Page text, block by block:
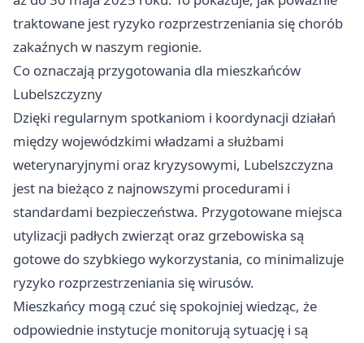
traktowane jest ryzyko rozprzestrzeniania się chorób
zakaźnych w naszym regionie.
Co oznaczają przygotowania dla mieszkańców
Lubelszczyzny
Dzięki regularnym spotkaniom i koordynacji działań
między wojewódzkimi władzami a służbami
weterynaryjnymi oraz kryzysowymi, Lubelszczyzna
jest na bieżąco z najnowszymi procedurami i
standardami bezpieczeństwa. Przygotowane miejsca
utylizacji padłych zwierząt oraz grzebowiska są
gotowe do szybkiego wykorzystania, co minimalizuje
ryzyko rozprzestrzeniania się wirusów.
Mieszkańcy mogą czuć się spokojniej wiedząc, że
odpowiednie instytucje monitorują sytuację i są